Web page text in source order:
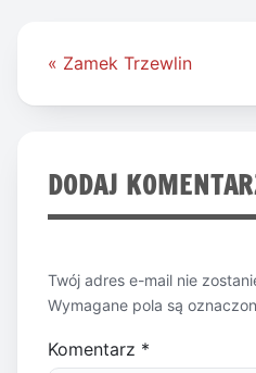
Nawigacja
« Zamek Trzewlin
DODAJ
Twój adres e-mail nie
Wymagane pola są
Komentarz *